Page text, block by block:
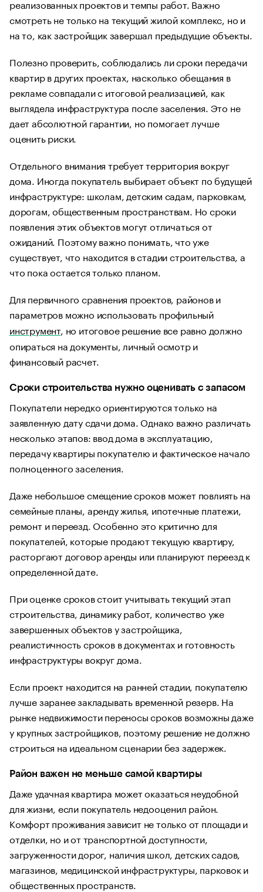
реализованных проектов и темпы работ. Важно
смотреть не только на текущий жилой комплекс, но и
на то, как застройщик завершал предыдущие объекты.
Полезно проверить, соблюдались ли сроки передачи
квартир в других проектах, насколько обещания в
рекламе совпадали с итоговой реализацией, как
выглядела инфраструктура после заселения. Это не
дает абсолютной гарантии, но помогает лучше
оценить риски.
Отдельного внимания требует территория вокруг
дома. Иногда покупатель выбирает объект по будущей
инфраструктуре: школам, детским садам, парковкам,
дорогам, общественным пространствам. Но сроки
появления этих объектов могут отличаться от
ожиданий. Поэтому важно понимать, что уже
существует, что находится в стадии строительства, а
что пока остается только планом.
Для первичного сравнения проектов, районов и
параметров можно использовать профильный
инструмент, но итоговое решение все равно должно
опираться на документы, личный осмотр и
финансовый расчет.
Сроки строительства нужно оценивать с запасом
Покупатели нередко ориентируются только на
заявленную дату сдачи дома. Однако важно различать
несколько этапов: ввод дома в эксплуатацию,
передачу квартиры покупателю и фактическое начало
полноценного заселения.
Даже небольшое смещение сроков может повлиять на
семейные планы, аренду жилья, ипотечные платежи,
ремонт и переезд. Особенно это критично для
покупателей, которые продают текущую квартиру,
расторгают договор аренды или планируют переезд к
определенной дате.
При оценке сроков стоит учитывать текущий этап
строительства, динамику работ, количество уже
завершенных объектов у застройщика,
реалистичность сроков в документах и готовность
инфраструктуры вокруг дома.
Если проект находится на ранней стадии, покупателю
лучше заранее закладывать временной резерв. На
рынке недвижимости переносы сроков возможны даже
у крупных застройщиков, поэтому решение не должно
строиться на идеальном сценарии без задержек.
Район важен не меньше самой квартиры
Даже удачная квартира может оказаться неудобной
для жизни, если покупатель недооценил район.
Комфорт проживания зависит не только от площади и
отделки, но и от транспортной доступности,
загруженности дорог, наличия школ, детских садов,
магазинов, медицинской инфраструктуры, парковок и
общественных пространств.